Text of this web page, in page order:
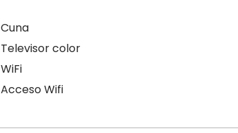
Cuna
Televisor color
WiFi
Acceso Wifi